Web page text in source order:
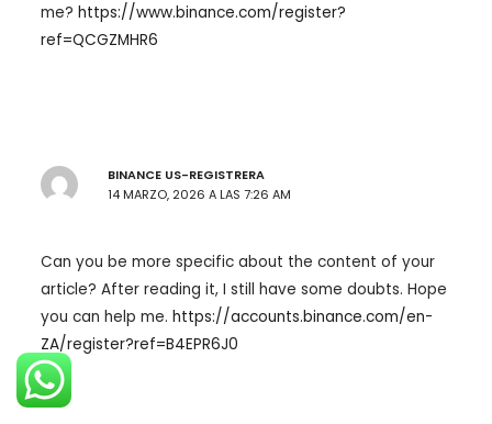
me? https://www.binance.com/register?
ref=QCGZMHR6
BINANCE US-REGISTRERA
14 MARZO, 2026 A LAS 7:26 AM
Can you be more specific about the content of your
article? After reading it, I still have some doubts. Hope
you can help me. https://accounts.binance.com/en-
ZA/register?ref=B4EPR6J0